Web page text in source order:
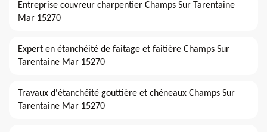
Entreprise couvreur charpentier Champs Sur Tarentaine
Mar 15270
Expert en étanchéité de faitage et faitière Champs Sur
Tarentaine Mar 15270
Travaux d'étanchéité gouttière et chéneaux Champs Sur
Tarentaine Mar 15270